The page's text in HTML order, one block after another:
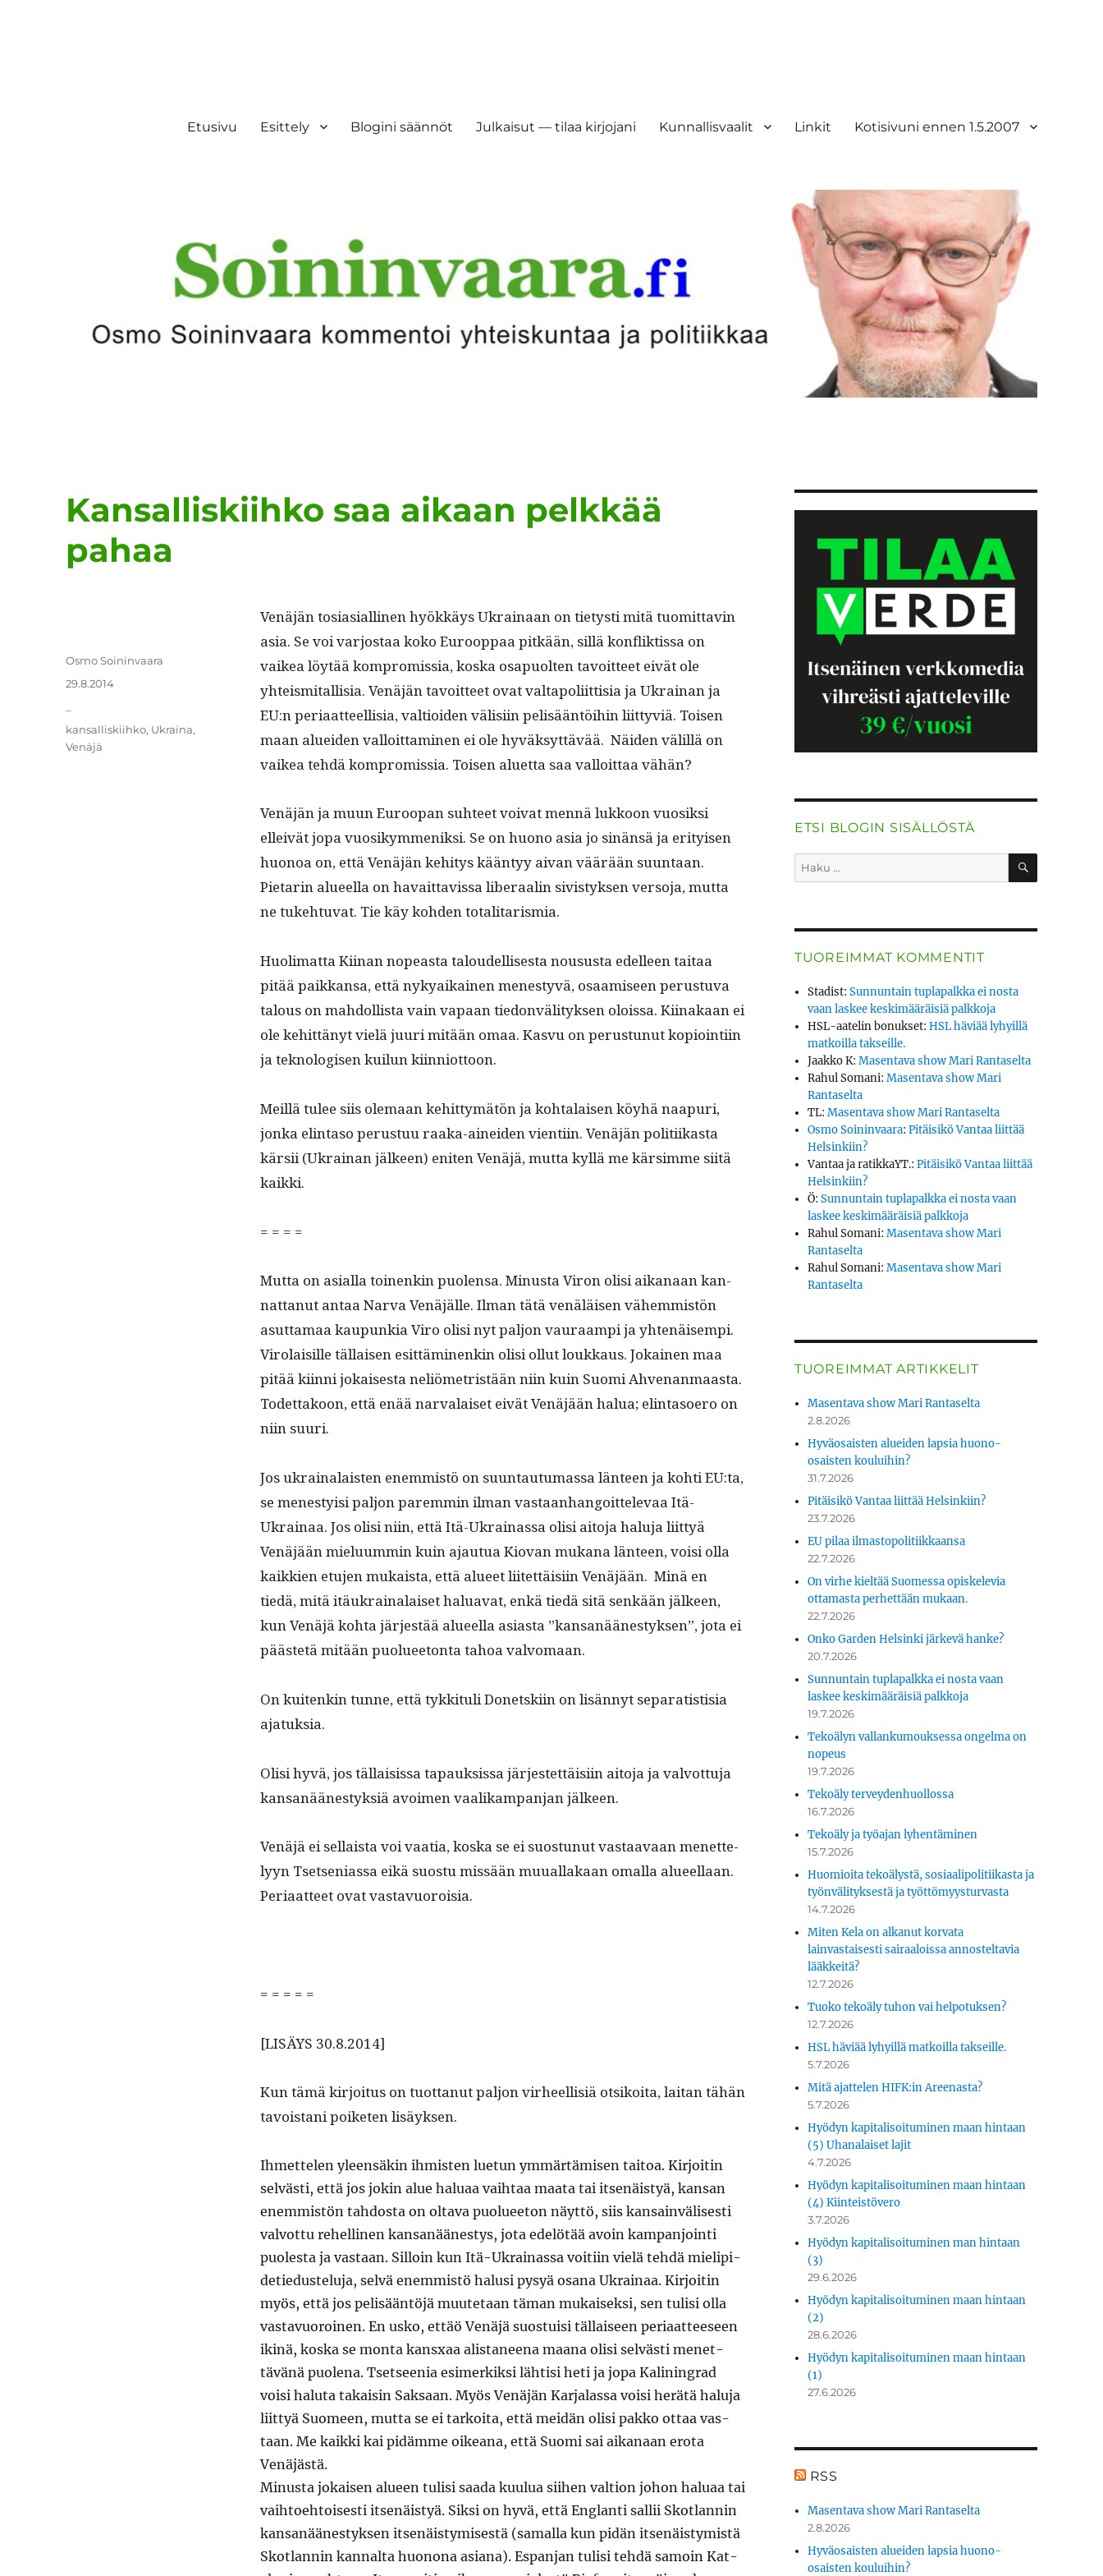
Etusivu Esittely Blogini säännöt Julkaisut — tilaa kirjojani Kunnallisvaalit Linkit Kotisivuni ennen 1.5.2007
Kansalliskiihko saa aikaan pelkkää
pahaa
Venäjän tosi­asialli­nen hyökkäys Ukrainaan on tietysti mitä tuomit­tavin
asia. Se voi var­jostaa koko Euroop­paa pitkään, sil­lä kon­flik­tis­sa on
vaikea löytää kom­pro­mis­sia, kos­ka osa­puolten tavoit­teet eivät ole
yhteis­mi­tallisia. Venäjän tavoit­teet ovat val­tapoli­it­tisia ja Ukrainan ja
EU:n peri­aat­teel­lisia, val­tioiden välisi­in pelisään­töi­hin liit­tyviä. Toisen
maan aluei­den val­loit­ta­mi­nen ei ole hyväksyt­tävää. Näi­den välil­lä on
vaikea tehdä kom­pro­mis­sia. Toisen aluet­ta saa val­loit­taa vähän?
Venäjän ja muun Euroopan suh­teet voivat men­nä lukkoon vuosik­si
elleivät jopa vuosikym­meniksi. Se on huono asia jo sinän­sä ja eri­tyisen
huonoa on, että Venäjän kehi­tys kään­tyy aivan väärään suun­taan.
Pietarin alueel­la on havait­tavis­sa lib­er­aalin sivistyk­sen ver­so­ja, mut­ta
ne tuke­htu­vat. Tie käy kohden totalitarismia.
Huoli­mat­ta Kiinan nopeas­ta taloudel­lis­es­ta nousus­ta edelleen taitaa
pitää paikkansa, että nykyaikainen men­estyvä, osaamiseen perus­tu­va
talous on mah­dol­lista vain vapaan tiedonväl­i­tyk­sen olois­sa. Kiinakaan ei
ole kehit­tänyt vielä juuri mitään omaa. Kasvu on perus­tunut kopi­oin­ti­in
ja tek­nol­o­gisen kuilun kiinniottoon.
Meil­lä tulee siis ole­maan kehit­tymätön ja kohta­laisen köy­hä naa­puri,
jon­ka elin­ta­so perus­tuu raa­ka-ainei­den vien­ti­in. Venäjän poli­ti­ikas­ta
kär­sii (Ukrainan jäl­keen) eniten Venäjä, mut­ta kyl­lä me kär­simme siitä
kaikki.
= = = =
Mut­ta on asial­la toinenkin puolen­sa. Minus­ta Viron olisi aikanaan kan­
nat­tanut antaa Nar­va Venäjälle. Ilman tätä venäläisen vähem­mistön
asut­ta­maa kaupunkia Viro olisi nyt paljon vau­raampi ja yht­enäisem­pi.
Viro­laisille täl­laisen esit­tämi­nenkin olisi ollut loukkaus. Jokainen maa
pitää kiin­ni jokaises­ta neliömetristään niin kuin Suo­mi Ahve­nan­maas­ta.
Todet­takoon, että enää nar­valaiset eivät Venäjään halua; elin­ta­so­ero on
niin suuri.
Jos ukrainalais­ten enem­mistö on suun­tau­tu­mas­sa län­teen ja kohti EU:ta,
se men­esty­isi paljon parem­min ilman vas­taan­hang­oit­tel­e­vaa Itä-
Ukrainaa. Jos olisi niin, että Itä-Ukrainas­sa olisi aito­ja halu­ja liit­tyä
Venäjään mielu­um­min kuin ajau­tua Kio­van mukana län­teen, voisi olla
kaikkien etu­jen mukaista, että alueet liitet­täisi­in Venäjään. Minä en
tiedä, mitä itäukrainalaiset halu­a­vat, enkä tiedä sitä senkään jäl­keen,
kun Venäjä koh­ta jär­jestää alueel­la asi­as­ta ”kansanäänestyk­sen”, jota ei
päästetä mitään puoluee­ton­ta tahoa valvomaan.
On kuitenkin tunne, että tykki­t­uli Donet­ski­in on lisän­nyt sep­a­ratis­tisia
ajatuksia.
Olisi hyvä, jos täl­lai­sis­sa tapauk­sis­sa jär­jestet­täisi­in aito­ja ja valvot­tu­ja
kansanäänestyk­siä avoimen vaa­likam­pan­jan jälkeen.
Venäjä ei sel­l­aista voi vaa­tia, kos­ka se ei suos­tunut vas­taavaan menet­te­
lyyn Tset­se­ni­as­sa eikä suos­tu mis­sään muual­lakaan oma­l­la alueel­laan.
Peri­aat­teet ovat vastavuoroisia.
= = = = =
[LISÄYS 30.8.2014]
Kun tämä kir­joi­tus on tuot­tanut paljon virheel­lisiä otsikoi­ta, lai­tan tähän
tavois­tani poiketen lisäyksen.
Ihmette­len yleen­säkin ihmis­ten lue­tun ymmärtämisen taitoa. Kir­joitin
selvästi, että jos jokin alue halu­aa vai­h­taa maa­ta tai itsenäistyä, kansan
enem­mistön tah­dos­ta on olta­va puoluee­ton näyt­tö, siis kan­sain­välis­es­ti
valvot­tu rehelli­nen kansanäänestys, jota edelötää avoin kam­pan­join­ti
puoles­ta ja vas­taan. Sil­loin kun Itä-Ukrainas­sa voiti­in vielä tehdä mielipi­
de­tiedustelu­ja, selvä enem­mistö halusi pysyä osana Ukrainaa. Kir­joitin
myös, että jos pelisään­töjä muute­taan täman mukaisek­si, sen tulisi olla
vas­tavuoroinen. En usko, ettäö Venäjä suos­tu­isi täl­laiseen peri­aat­teeseen
ikinä, kos­ka se mon­ta kan­sx­aa alis­ta­neena maana olisi selvästi menet­
tävänä puole­na. Tset­see­nia esimerkik­si lähtisi heti ja jopa Kalin­ingrad
voisi halu­ta takaisin Sak­saan. Myös Venäjän Kar­jalas­sa voisi herätä halu­ja
liit­tyä Suomeen, mut­ta se ei tarkoi­ta, että mei­dän olisi pakko ottaa vas­
taan. Me kaik­ki kai pidämme oikeana, että Suo­mi sai aikanaan ero­ta
Venäjästä.
Minus­ta jokaisen alueen tulisi saa­da kuu­lua siihen val­tion johon halu­aa tai
vai­h­toe­htois­es­ti itsenäistyä. Sik­si on hyvä, että Englan­ti sal­lii Skot­lannin
kansanäänestyk­sen itsenäistymis­es­tä (samal­la kun pidän itsenäistymistä
Skot­lannin kannal­ta huonona asiana). Espan­jan tulisi tehdä samoin Kat­
Kirjoittaja
Osmo Soininvaara
Julkaistu
29.8.2014
Avainsanat
kansalliskiihko, Ukraina,
Venäjä
ETSI BLOGIN SISÄLLÖSTÄ
Etsi: HAKU
TUOREIMMAT KOMMENTIT
Stadist:Sunnuntain tuplapalkka ei nosta
vaan laskee keskimääräisiä palkkoja
HSL-aatelin bonukset:HSL häviää lyhyillä
matkoilla takseille.
Jaakko K:Masentava show Mari Rantaselta
Rahul Somani:Masentava show Mari
Rantaselta
TL:Masentava show Mari Rantaselta
Osmo Soininvaara:Pitäisikö Vantaa liittää
Helsinkiin?
Vantaa ja ratikkaYT.:Pitäisikö Vantaa liittää
Helsinkiin?
Ö:Sunnuntain tuplapalkka ei nosta vaan
laskee keskimääräisiä palkkoja
Rahul Somani:Masentava show Mari
Rantaselta
Rahul Somani:Masentava show Mari
Rantaselta
TUOREIMMAT ARTIKKELIT
Masentava show Mari Rantaselta
2.8.2026
Hyväosaisten alueiden lapsia huono-
osaisten kouluihin?
31.7.2026
Pitäisikö Vantaa liittää Helsinkiin?
23.7.2026
EU pilaa ilmastopolitiikkaansa
22.7.2026
On virhe kieltää Suomessa opiskelevia
ottamasta perhettään mukaan.
22.7.2026
Onko Garden Helsinki järkevä hanke?
20.7.2026
Sunnuntain tuplapalkka ei nosta vaan
laskee keskimääräisiä palkkoja
19.7.2026
Tekoälyn vallankumouksessa ongelma on
nopeus
19.7.2026
Tekoäly terveydenhuollossa
16.7.2026
Tekoäly ja työajan lyhentäminen
15.7.2026
Huomioita tekoälystä, sosiaalipolitiikasta ja
työnvälityksestä ja työttömyysturvasta
14.7.2026
Miten Kela on alkanut korvata
lainvastaisesti sairaaloissa annosteltavia
lääkkeitä?
12.7.2026
Tuoko tekoäly tuhon vai helpotuksen?
12.7.2026
HSL häviää lyhyillä matkoilla takseille.
5.7.2026
Mitä ajattelen HIFK:in Areenasta?
5.7.2026
Hyödyn kapitalisoituminen maan hintaan
(5) Uhanalaiset lajit
4.7.2026
Hyödyn kapitalisoituminen maan hintaan
(4) Kiinteistövero
3.7.2026
Hyödyn kapitalisoituminen man hintaan
(3)
29.6.2026
Hyödyn kapitalisoituminen maan hintaan
(2)
28.6.2026
Hyödyn kapitalisoituminen maan hintaan
(1)
27.6.2026
RSS
Masentava show Mari Rantaselta
2.8.2026
Hyväosaisten alueiden lapsia huono-
osaisten kouluihin?